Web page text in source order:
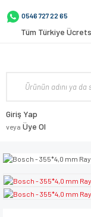
0546 727 22 65
Tüm Türkiye
Giriş Yap
veya Üye Ol